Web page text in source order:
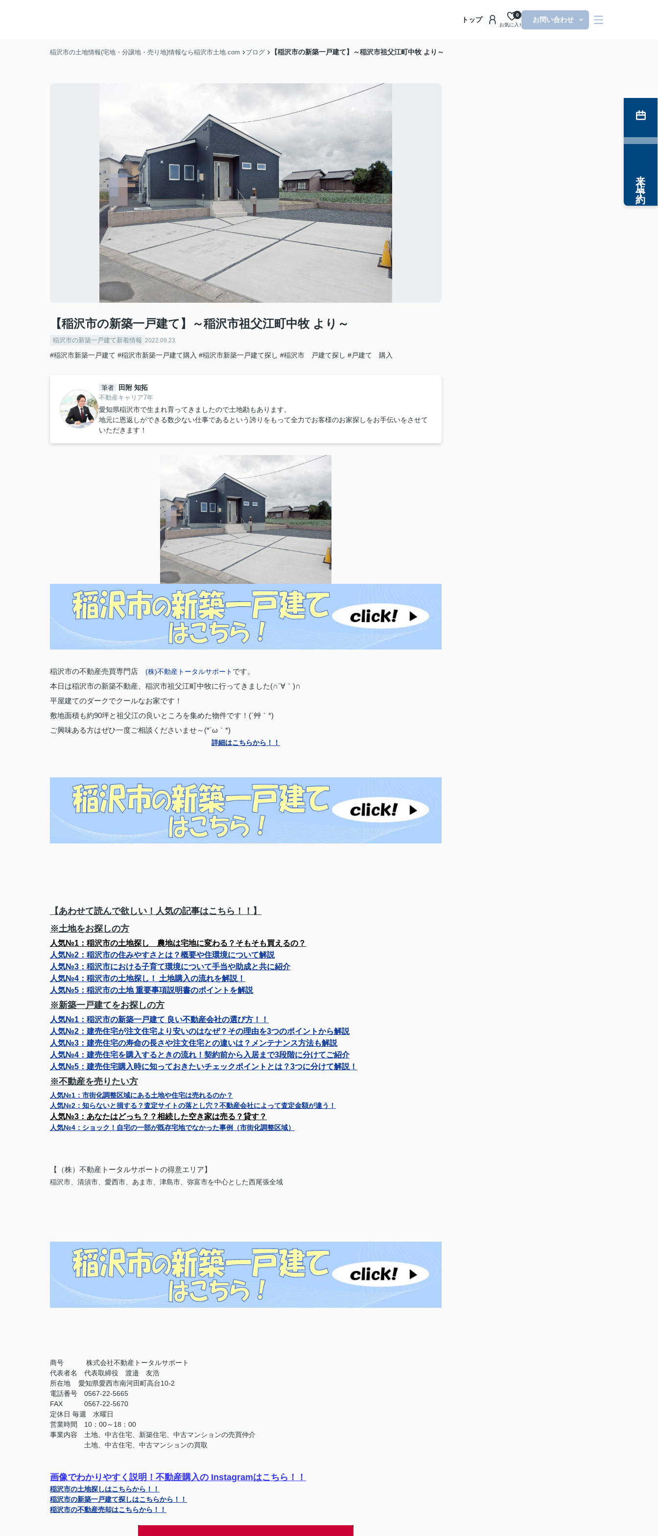
トップ
お気に入り
0
お問い合わせ
稲沢市の土地情報(宅地・分譲地・売り地)情報なら稲沢市土地.com ブログ 【稲沢市の新築一戸建て】～稲沢市祖父江町中牧 より～
【稲沢市の新築一戸建て】～稲沢市祖父江町中牧 より～
稲沢市の新築一戸建て新着情報 2022.09.23
#稲沢市新築一戸建て #稲沢市新築一戸建て購入 #稲沢市新築一戸建て探し #稲沢市 戸建て探し #戸建て 購入
筆者 田附 知拓
不動産キャリア7年
愛知県稲沢市で生まれ育ってきましたので土地勘もあります。
地元に恩返しができる数少ない仕事であるという誇りをもって全力でお客様のお家探しをお手伝いをさせて
いただきます！
稲沢市の不動産売買専門店 (株)不動産トータルサポート です。
本日は稲沢市の新築不動産、稲沢市祖父江町中牧に行ってきました(∩´∀｀)∩
平屋建てのダークでクールなお家です！
敷地面積も約90坪と祖父江の良いところを集めた物件です！(´艸｀*)
ご興味ある方はぜひ一度ご相談くださいませ～(*´ω｀*)
詳細はこちらから！！
【あわせて読んで欲しい！人気の記事はこちら！！】
※土地をお探しの方
人気№1： 稲沢市の土地探し　農地は宅地に変わる？そもそも買えるの？
人気№2： 稲沢市の住みやすさとは？概要や住環境について解説
人気№3： 稲沢市における子育て環境について手当や助成と共に紹介
人気№4： 稲沢市の土地探し！ 土地購入の流れを解説！
人気№5： 稲沢市の土地 重要事項説明書のポイントを解説
※新築一戸建てをお探しの方
人気№1： 稲沢市の新築一戸建て 良い不動産会社の選び方！！
人気№2： 建売住宅が注文住宅より安いのはなぜ？その理由を3つのポイントから解説
人気№3： 建売住宅の寿命の長さや注文住宅との違いは？メンテナンス方法も解説
人気№4： 建売住宅を購入するときの流れ！契約前から入居まで3段階に分けてご紹介
人気№5： 建売住宅購入時に知っておきたいチェックポイントとは？3つに分けて解説！
※不動産を売りたい方
人気№1： 市街化調整区域にある土地や住宅は売れるのか？
人気№2： 知らないと損する？査定サイトの落とし穴？不動産会社によって査定金額が違う！
人気№3： あなたはどっち？？相続した空き家は売る？貸す？
人気№4： ショック！自宅の一部が既存宅地でなかった事例（市街化調整区域）
【（株）不動産トータルサポートの得意エリア】
稲沢市、清須市、愛西市、あま市、津島市、弥富市を中心とした西尾張全域
商号
株式会社不動産トータルサポート
代表者名　代表取締役　渡邉　友浩
所在地    愛知県愛西市南河田町高台10-2
電話番号　0567-22-5665
FAX
0567-22-5670
定休日 毎週　水曜日
営業時間　10：00～18：00
事業内容　土地、中古住宅、新築住宅、中古マンションの売買仲介
土地、中古住宅、中古マンションの買取
画像でわかりやすく説明！不動産購入の Instagramはこちら！！
稲沢市の土地探しはこちらから！！
稲沢市の新築一戸建て探しはこちらから！！
稲沢市の不動産売却はこちらから！！
来店予約